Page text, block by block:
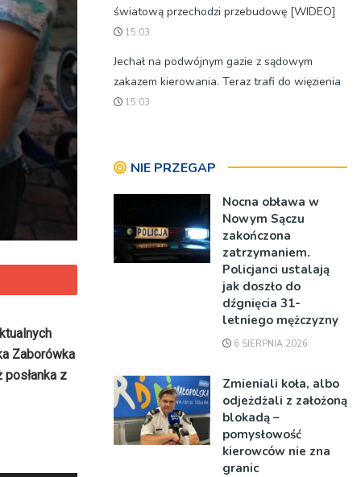
Zaborówka
z
światową przechodzi przebudowę [WIDEO]
15:03
Jechał na podwójnym gazie z sądowym
zakazem kierowania. Teraz trafi do więzienia
15:03
NIE PRZEGAP
Nocna obława w
Nowym Sączu
zakończona
zatrzymaniem.
Policjanci ustalają
jak doszło do
dźgnięcia 31-
letniego mężczyzny
6 SIERPNIA 2026
Zmieniali koła, albo
odjeżdżali z założoną
blokadą –
pomysłowość
kierowców nie zna
granic